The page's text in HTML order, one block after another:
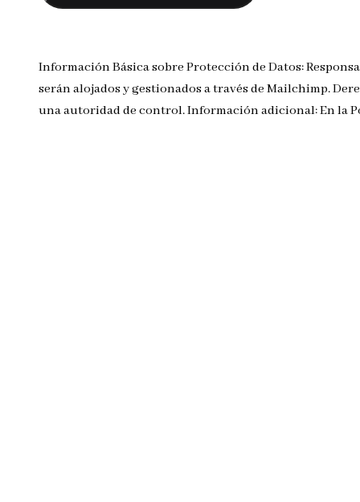
Información Básica sobre Protección de Datos:
serán alojados y gestionados a través de Mailchimp.
una autoridad de control. Información adicional: En la